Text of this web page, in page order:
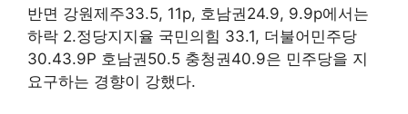
반면 강원제주33.5, 11p, 호남권24.9, 9.9p에서는
하락 2.정당지지율 국민의힘 33.1, 더불어민주당
30.43.9P 호남권50.5 충청권40.9은 민주당을 지
요구하는 경향이 강했다.